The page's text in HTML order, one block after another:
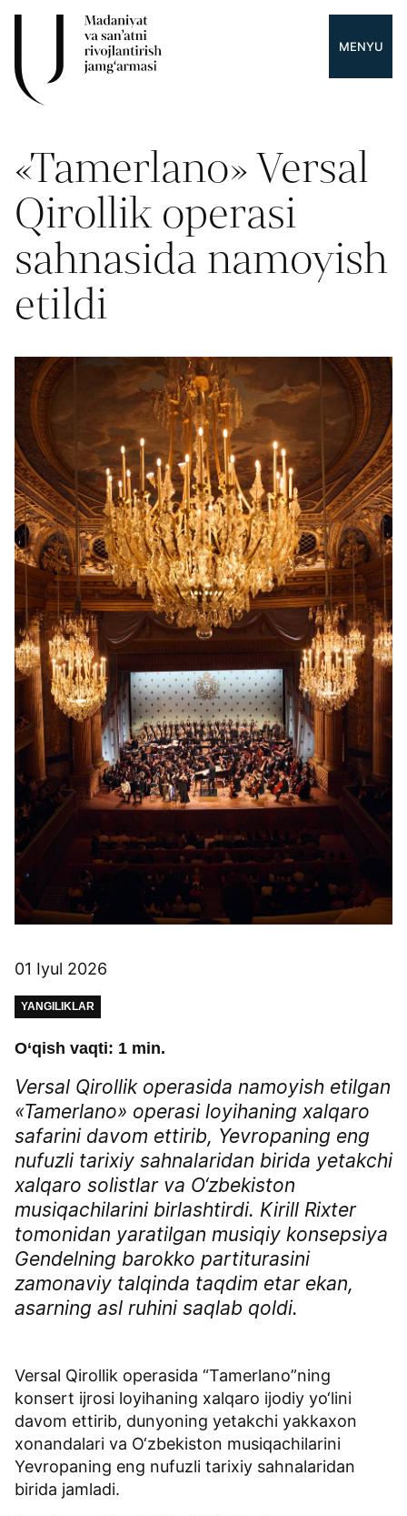
MENYU
«Tamerlano» Versal
Qirollik operasi
sahnasida namoyish
etildi
01 Iyul 2026
YANGILIKLAR
O‘qish vaqti: 1 min.
Versal Qirollik operasida namoyish etilgan
«Tamerlano» operasi loyihaning xalqaro
safarini davom ettirib, Yevropaning eng
nufuzli tarixiy sahnalaridan birida yetakchi
xalqaro solistlar va O‘zbekiston
musiqachilarini birlashtirdi. Kirill Rixter
tomonidan yaratilgan musiqiy konsepsiya
Gendelning barokko partiturasini
zamonaviy talqinda taqdim etar ekan,
asarning asl ruhini saqlab qoldi.
Versal Qirollik operasida “Tamerlano”ning
konsert ijrosi loyihaning xalqaro ijodiy yo‘lini
davom ettirib, dunyoning yetakchi yakkaxon
xonandalari va O‘zbekiston musiqachilarini
Yevropaning eng nufuzli tarixiy sahnalaridan
birida jamladi.